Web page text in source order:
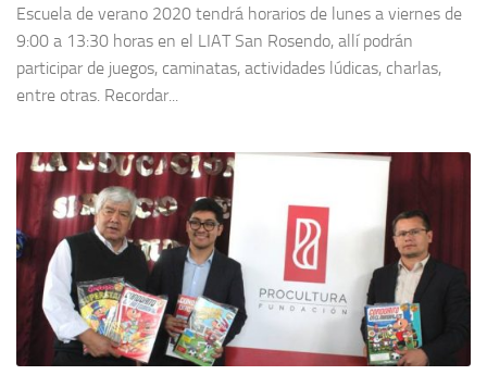
Escuela de verano 2020 tendrá horarios de lunes a viernes de
9:00 a 13:30 horas en el LIAT San Rosendo, allí podrán
participar de juegos, caminatas, actividades lúdicas, charlas,
entre otras. Recordar...